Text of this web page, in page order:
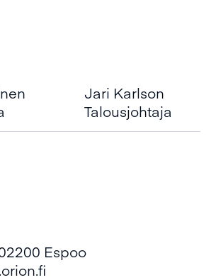
Jari Karlson
Talousjohtaja
Espoo